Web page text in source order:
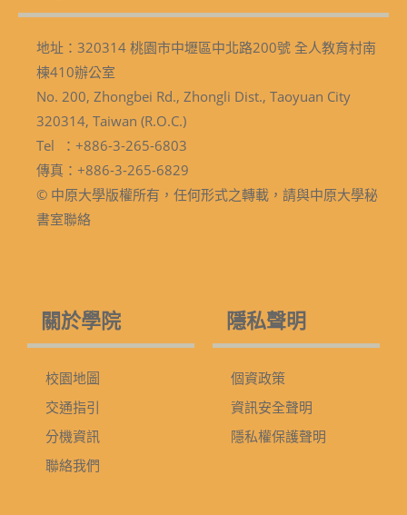
地址：320314 桃園市中壢區中北路200號 全人教育村南
棟410辦公室
No. 200, Zhongbei Rd., Zhongli Dist., Taoyuan City
320314, Taiwan (R.O.C.)
Tel ：+886-3-265-6803
傳真：+886-3-265-6829
© 中原大學版權所有，任何形式之轉載，請與中原大學秘
書室聯絡
關於學院
校園地圖
交通指引
分機資訊
聯絡我們
隱私聲明
個資政策
資訊安全聲明
隱私權保護聲明